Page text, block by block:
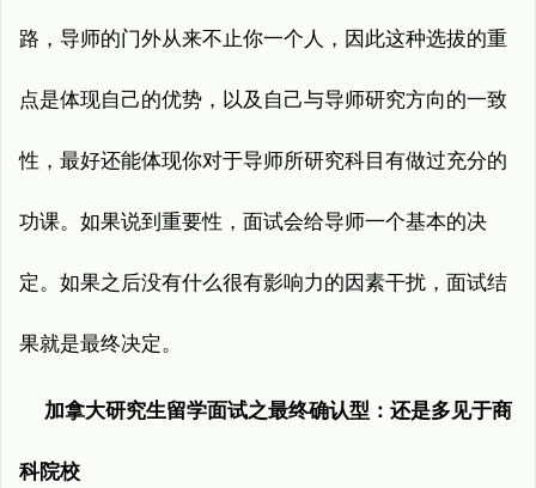
路，导师的门外从来不止你一个人，因此这种选拔的重
点是体现自己的优势，以及自己与导师研究方向的一致
性，最好还能体现你对于导师所研究科目有做过充分的
功课。如果说到重要性，面试会给导师一个基本的决
定。如果之后没有什么很有影响力的因素干扰，面试结
果就是最终决定。
加拿大研究生留学面试之最终确认型：还是多见于商
科院校